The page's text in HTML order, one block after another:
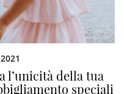
l’unicità della tua
speciali